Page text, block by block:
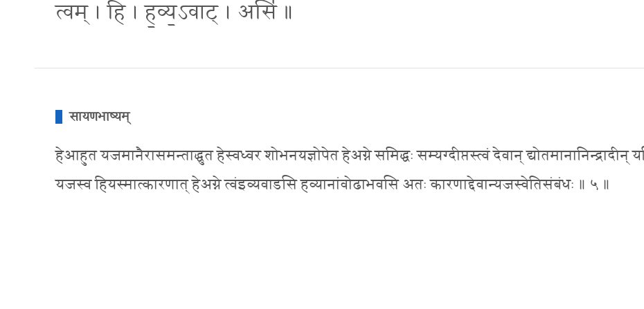
त्वम् । हि । ह॒व्य॒ऽवाट् । असि॑ ॥
सायणभाष्यम्
हेआहुत यजमानैरासमन्ताद्धुत हेस्वध्वर शोभनयज्ञोपेत हेअग्ने समिद्धः सम्यग्दीप्तस्त्वं देवान् द्योतमानानिन्द्रादीन्
यजस्व हियस्मात्कारणात् हेअग्ने त्वंइव्यवाडसि हव्यानांवोढाभवसि अतः कारणाद्देवान्यजस्वेतिसंबंधः ॥ ५ ॥